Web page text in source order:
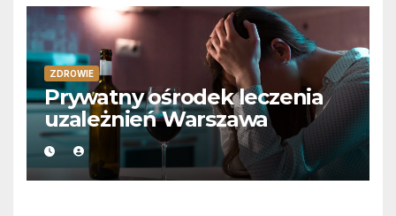
ZDROWIE
Prywatny ośrodek leczenia
uzależnień Warszawa